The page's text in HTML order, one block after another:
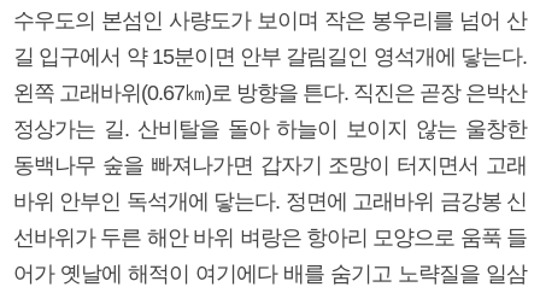
수우도의 본섬인 사량도가 보이며 작은 봉우리를 넘어 산
길 입구에서 약 15분이면 안부 갈림길인 영석개에 닿는다.
왼쪽 고래바위(0.67㎞)로 방향을 튼다. 직진은 곧장 은박산
정상가는 길. 산비탈을 돌아 하늘이 보이지 않는 울창한
동백나무 숲을 빠져나가면 갑자기 조망이 터지면서 고래
바위 안부인 독석개에 닿는다. 정면에 고래바위 금강봉 신
선바위가 두른 해안 바위 벼랑은 항아리 모양으로 움푹 들
어가 옛날에 해적이 여기에다 배를 숨기고 노략질을 일삼